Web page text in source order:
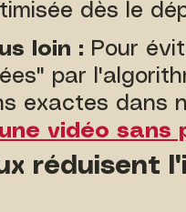
dès le
loin : Pour
par
exactes dans
vidéo sans
réduisent